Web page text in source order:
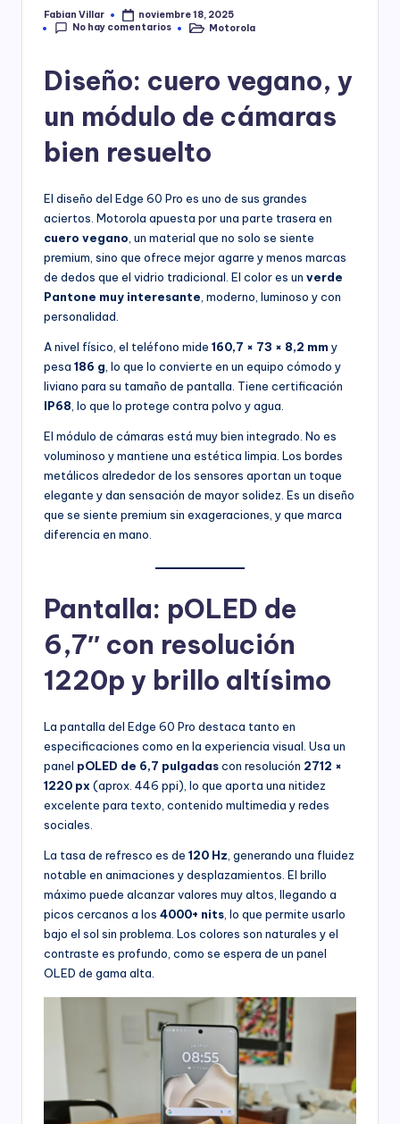
Publicado
por
Fabian Villar
noviembre 18, 2025
No hay comentarios
Publicado
Motorola
Diseño: cuero vegano, y
un módulo de cámaras
bien resuelto
El diseño del Edge 60 Pro es uno de sus grandes
aciertos. Motorola apuesta por una parte trasera en
cuero vegano , un material que no solo se siente
premium, sino que ofrece mejor agarre y menos marcas
de dedos que el vidrio tradicional. El color es un verde
Pantone muy interesante , moderno, luminoso y con
personalidad.
A nivel físico, el teléfono mide 160,7 × 73 × 8,2 mm y
pesa 186 g , lo que lo convierte en un equipo cómodo y
liviano para su tamaño de pantalla. Tiene certificación
IP68 , lo que lo protege contra polvo y agua.
El módulo de cámaras está muy bien integrado. No es
voluminoso y mantiene una estética limpia. Los bordes
metálicos alrededor de los sensores aportan un toque
elegante y dan sensación de mayor solidez. Es un diseño
que se siente premium sin exageraciones, y que marca
diferencia en mano.
Pantalla: pOLED de
6,7″ con resolución
1220p y brillo altísimo
La pantalla del Edge 60 Pro destaca tanto en
especificaciones como en la experiencia visual. Usa un
panel pOLED de 6,7 pulgadascon resolución 2712 ×
1220 px (aprox. 446 ppi), lo que aporta una nitidez
excelente para texto, contenido multimedia y redes
sociales.
La tasa de refresco es de 120 Hz , generando una fluidez
notable en animaciones y desplazamientos. El brillo
máximo puede alcanzar valores muy altos, llegando a
picos cercanos a los 4000+ nits , lo que permite usarlo
bajo el sol sin problema. Los colores son naturales y el
contraste es profundo, como se espera de un panel
OLED de gama alta.